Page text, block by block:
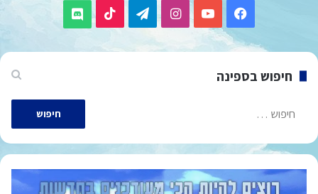
Facebook
YouTube
Instagram
Telegram
TikTok
Discord
חיפוש בספינה
חיפוש: